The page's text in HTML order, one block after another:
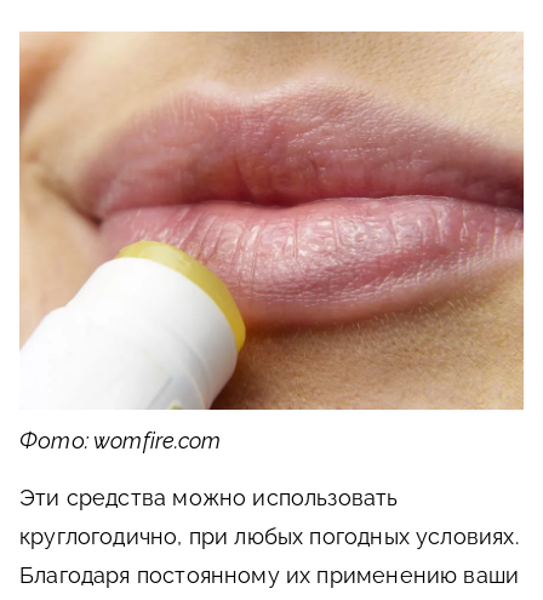
Фото: womfire.com
Эти средства можно использовать
круглогодично, при любых погодных условиях.
Благодаря постоянному их применению ваши